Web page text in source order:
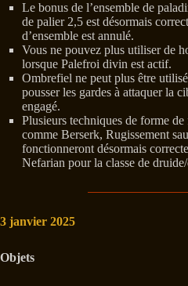
Le bonus de l’ensemble de
de palier 2,5 est désormais
d’ensemble est annulé.
Vous ne pouvez plus utiliser de
lorsque Palefroi divin est actif.
Ombrefiel ne peut plus être
pousser les gardes à attaquer la
engagé.
Plusieurs techniques de forme
comme Berserk, Rugissement
fonctionneront désormais
Nefarian pour la classe de
3 janvier 2025
Objets